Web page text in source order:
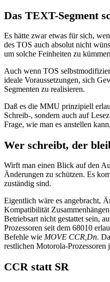
Das TEXT-Segment
Es hätte zwar etwas für sich,
des TOS auch absolut nicht
um solche Feinheiten zu
Auch wenn TOS
ideale Voraussetzungen, sich
Segmenten zu realisieren.
Daß es die MMU prinzipiell
Schreib-, sondern auch auf
Frage, wie man es anstellen
Wer schreibt, der
Wirft man einen Blick auf den
Änderungen zu schützen. Es
zuständig sind.
Eigentlich wäre es angebracht,
Kompatibilität
Betriebsart nicht gestattet sein,
Prozessoren seit dem 68010
Befehle wie MOVE CCR,Dn.
restlichen Motorola-
CCR statt SR